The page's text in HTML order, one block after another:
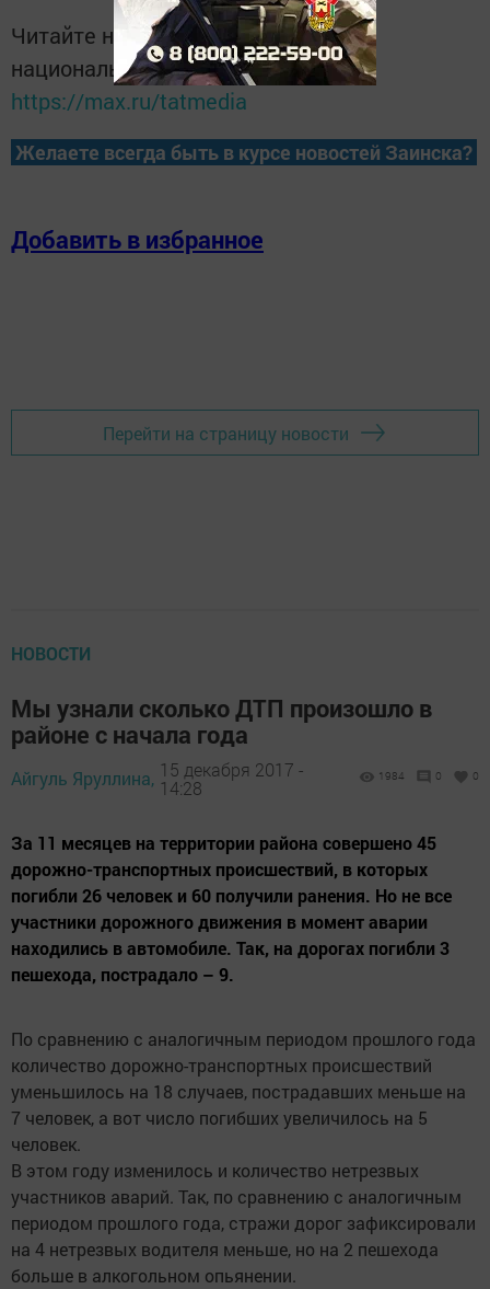
Читайте новости Татарстана в
национальном мессенджере MАХ:
https://max.ru/tatmedia
Желаете всегда быть в курсе новостей Заинска?
Добавить в избранное
Перейти на страницу новости
НОВОСТИ
Мы узнали сколько ДТП произошло в
районе с начала года
Айгуль Яруллина, 15 декабря 2017 -
14:28
1984 0 0
За 11 месяцев на территории района совершено 45
дорожно-транспортных происшествий, в которых
погибли 26 человек и 60 получили ранения. Но не все
участники дорожного движения в момент аварии
находились в автомобиле. Так, на дорогах погибли 3
пешехода, пострадало – 9.
По сравнению с аналогичным периодом прошлого года
количество дорожно-транспортных происшествий
уменьшилось на 18 случаев, пострадавших меньше на
7 человек, а вот число погибших увеличилось на 5
человек.
В этом году изменилось и количество нетрезвых
участников аварий. Так, по сравнению с аналогичным
периодом прошлого года, стражи дорог зафиксировали
на 4 нетрезвых водителя меньше, но на 2 пешехода
больше в алкогольном опьянении.